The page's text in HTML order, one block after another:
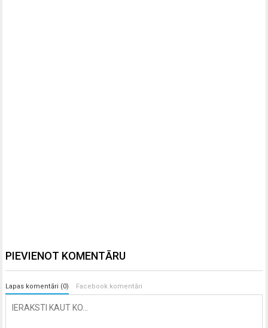
PIEVIENOT KOMENTĀRU
Lapas komentāri (0) Facebook komentāri